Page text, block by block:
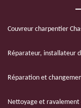
Couvreur charpentier
Réparateur, installateur
Réparation et
Nettoyage et ravalement